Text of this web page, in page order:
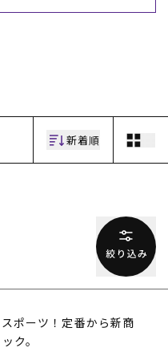
問い合わせ
ュース
新着順
ポーツ！定番から新商
ク。